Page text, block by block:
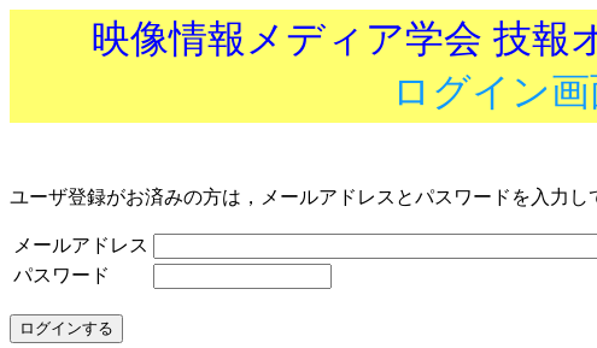
映像情報メディア学会 技報
ログイン
ユーザ登録がお済みの方は，メールアドレスとパスワードを入力し
メールアドレス
パスワード